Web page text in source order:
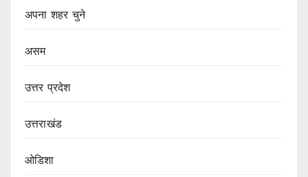
अपना शहर चुने
असम
उत्तर प्रदेश
उत्तराखंड
ओडिशा